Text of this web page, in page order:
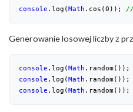
console .log(Math .cos(0 ));
Generowanie losowej liczby z
console .log(Math .random());
console .log(Math .random());
console .log(Math .random());